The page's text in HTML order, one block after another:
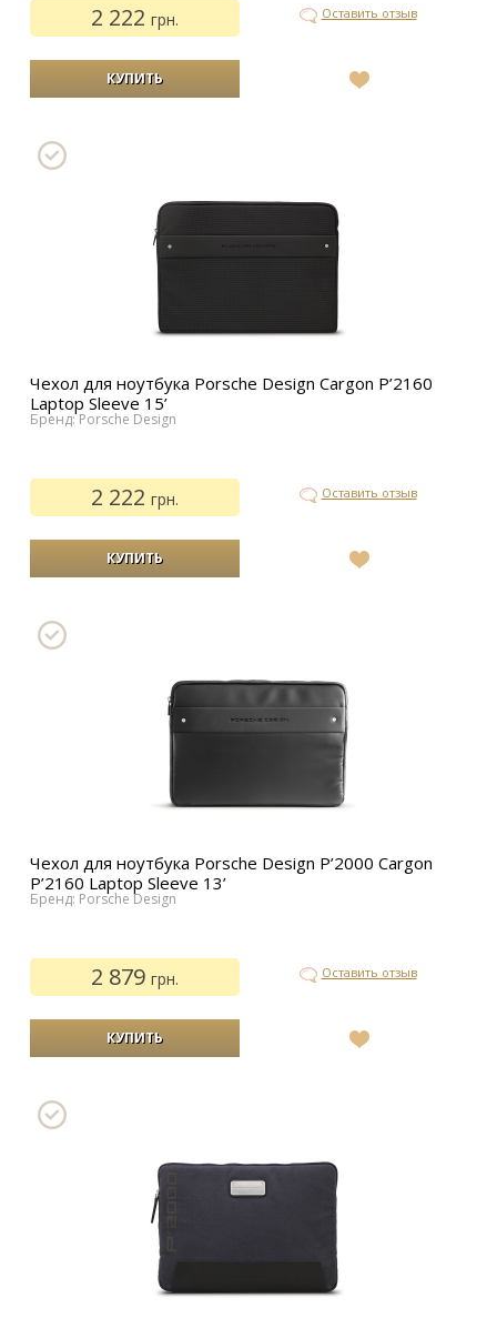
2 222грн. Оставить отзыв
Чехол для ноутбука Porsche Design Cargon P’2160
Laptop Sleeve 15’
Бренд: Porsche Design
2 222грн. Оставить отзыв
Чехол для ноутбука Porsche Design P’2000 Cargon
P’2160 Laptop Sleeve 13’
Бренд: Porsche Design
2 879грн. Оставить отзыв